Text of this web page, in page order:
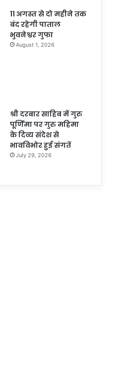
11 अगस्त से दो महीने तक
बंद रहेगी पाताल
भुवनेश्वर गुफा
August 1, 2026
श्री दरबार साहिब में गुरु
पूर्णिमा पर गुरु महिमा
के दिव्य संदेश से
भावविभोर हुई संगतें
July 29, 2026